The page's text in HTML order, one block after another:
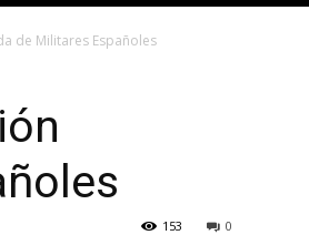
de Militares Españoles
0
153